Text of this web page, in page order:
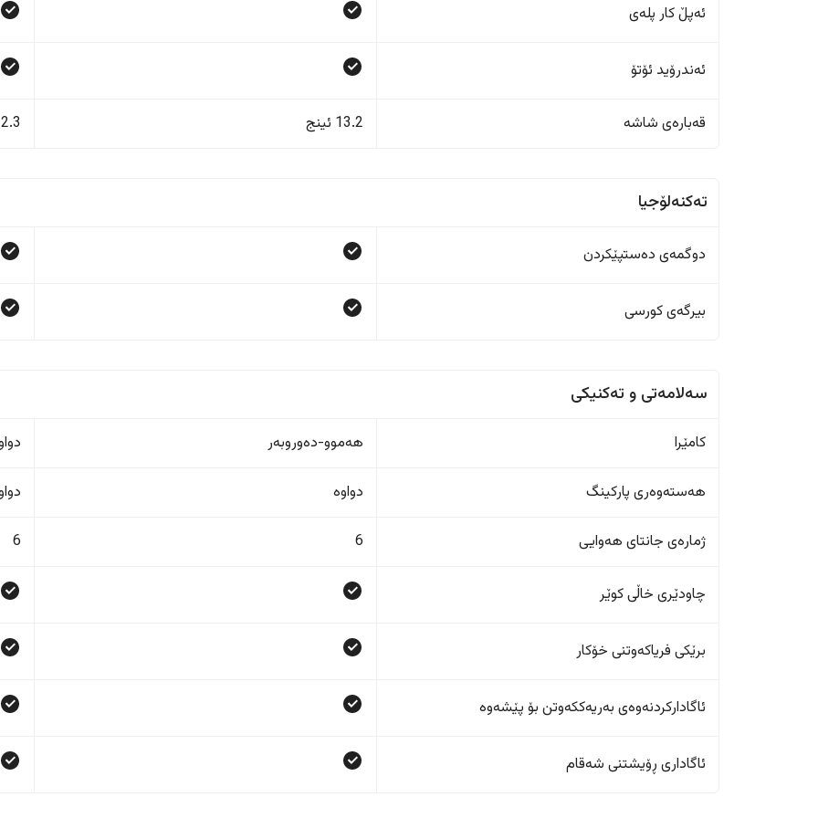
ئەپڵ کار پلەی
ئەندرۆید ئۆتۆ
قەبارەی شاشە 13.2 ئینج 12.3
تەکنەلۆجیا
دوگمەی دەستپێکردن
بیرگەی کورسی
سەلامەتی و تەکنیکی
کامێرا هەموو-دەوروبەر
هەستەوەری پارکینگ دواوە
ژمارەی جانتای هەوایی 6
6
چاودێری خاڵی کوێر
برێکی فریاکەوتنی خۆکار
ئاگادارکردنەوەی بەریەککەوتن بۆ پێشەوە
ئاگاداری ڕۆیشتنی شەقام